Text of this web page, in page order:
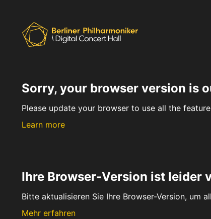
Sorry, your browser version is
Please update your browser to use all the
Learn more
Ihre Browser-Version ist leider
Bitte aktualisieren Sie Ihre Browser-Version, um
Mehr erfahren